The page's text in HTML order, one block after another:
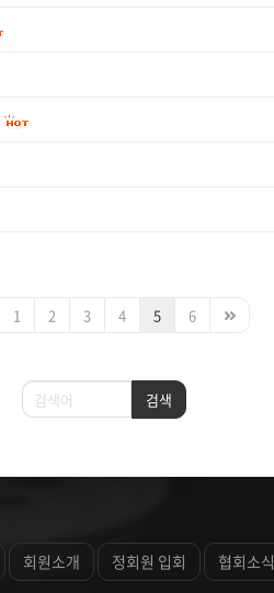
1 2 3 4 5 6
검색 검색
회원소개 정회원 입회 협회소식